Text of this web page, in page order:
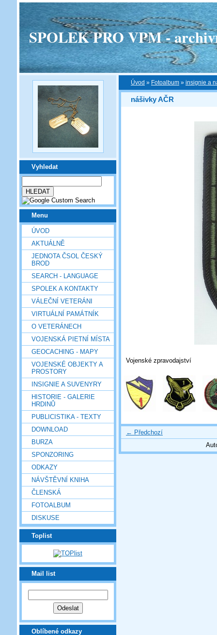
SPOLEK PRO VPM -
Vyhledat
Menu
ÚVOD
AKTUÁLNĚ
JEDNOTA ČSOL ČESKÝ
BROD
SEARCH - LANGUAGE
SPOLEK A KONTAKTY
VÁLEČNÍ VETERÁNI
VIRTUÁLNÍ PAMÁTNÍK
O VETERÁNECH
VOJENSKÁ PIETNÍ MÍSTA
GEOCACHING - MAPY
VOJENSKÉ OBJEKTY A
PROSTORY
INSIGNIE A SUVENYRY
HISTORIE - GALERIE
HRDINŮ
PUBLICISTIKA - TEXTY
DOWNLOAD
BURZA
SPONZORING
ODKAZY
NÁVŠTĚVNÍ KNIHA
ČLENSKÁ
FOTOALBUM
DISKUSE
Toplist
Mail list
Oblíbené odkazy
Úvod » Fotoalbum » insignie a
nášivky AČR
Vojenské zpravodajství
← Předchozí